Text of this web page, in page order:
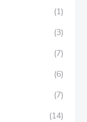
(1)
(3)
(7)
(6)
(7)
(14)